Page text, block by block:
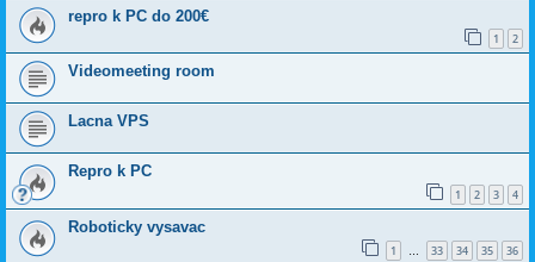
repro k PC do 200€
1 2
Videomeeting room
Lacna VPS
Repro k PC
1 2 3 4
Roboticky vysavac
1 … 33 34 35 36